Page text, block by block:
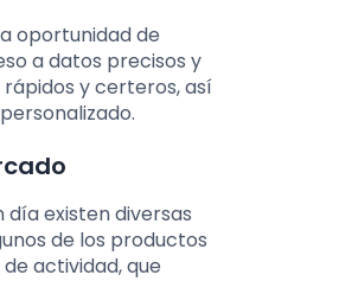
oportunidad de
a datos precisos y
y certeros, así
existen diversas
de los productos
actividad, que